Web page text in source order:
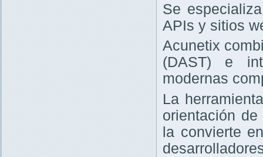
Se
APIs y sitios
Acunetix
(DAST) e
modernas
La
orientación
la convierte